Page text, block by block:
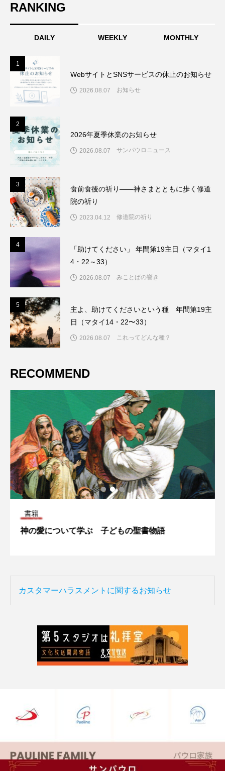
RANKING
DAILY WEEKLY MONTHLY
1
WebサイトとSNSサービスの休止のお知らせ
2026.08.07 お知らせ
2
2026年夏季休業のお知らせ
2026.08.07 サンパウロニュース
3
食前食後の祈り――神さまとともに歩く修道
院の祈り
2023.04.12 修道院の祈り
4
「助けてください」 年間第19主日（マタイ1
4・22～33）
2026.08.07 みことばの響き
5
主よ、助けてくださいという種 年間第19主
日（マタイ14・22〜33）
2026.08.07 これってどんな種？
RECOMMEND
書籍
神の愛について学ぶ 子どもの聖書物語
カスタマーハラスメントに関するお知らせ